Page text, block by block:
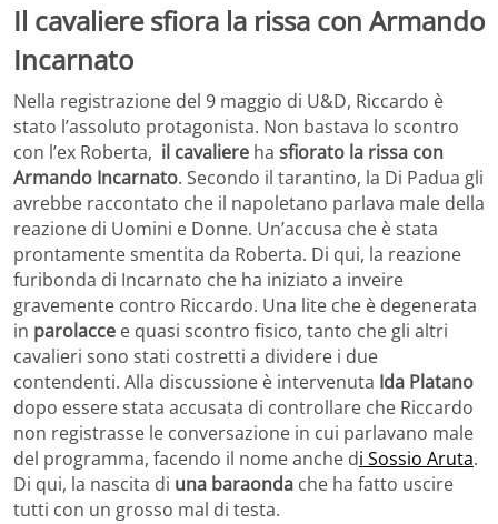
Il cavaliere sfiora la rissa con Armando
Incarnato
Nella registrazione del 9 maggio di U&D, Riccardo è
stato l’assoluto protagonista. Non bastava lo scontro
con l’ex Roberta, il cavaliere ha sfiorato la rissa con
Armando Incarnato. Secondo il tarantino, la Di Padua gli
avrebbe raccontato che il napoletano parlava male della
reazione di Uomini e Donne. Un’accusa che è stata
prontamente smentita da Roberta. Di qui, la reazione
furibonda di Incarnato che ha iniziato a inveire
gravemente contro Riccardo. Una lite che è degenerata
in parolacce e quasi scontro fisico, tanto che gli altri
cavalieri sono stati costretti a dividere i due
contendenti. Alla discussione è intervenuta Ida Platano
dopo essere stata accusata di controllare che Riccardo
non registrasse le conversazione in cui parlavano male
del programma, facendo il nome anche di Sossio Aruta.
Di qui, la nascita di una baraonda che ha fatto uscire
tutti con un grosso mal di testa.